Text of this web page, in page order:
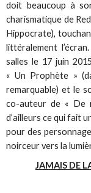
doit beaucoup à
charismatique de
Hippocrate),
littéralement
salles le 17 juin
« Un Prophète »
remarquable) et le
co-auteur de « De
d’ailleurs ce qui fait
pour des
noirceur vers la
JAMAIS DE